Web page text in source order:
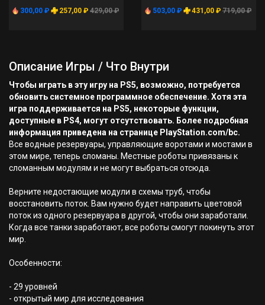
300,00 ₽ 257,00 ₽ 429,00 ₽ 503,00 ₽ 431,00 ₽ 719,00 ₽
Описание Игры / Что Внутри
Чтобы играть в эту игру на PS5, возможно, потребуется
обновить системное программное обеспечение. Хотя эта
игра поддерживается на PS5, некоторые функции,
доступные в PS4, могут отсутствовать. Более подробная
информация приведена на странице PlayStation.com/bc.
Все водные резервуары, управляющие воротами и мостами в
этом мире, теперь сломаны. Местные роботы привязаны к
сломанным модулям и не могут выбраться отсюда.
Верните недостающие модули в схемы труб, чтобы
восстановить поток. Вам нужно будет направить цветовой
поток из одного резервуара в другой, чтобы они заработали.
Когда все танки заработают, все роботы смогут покинуть этот
мир.
Особенности:
- 29 уровней
- открытый мир для исследования